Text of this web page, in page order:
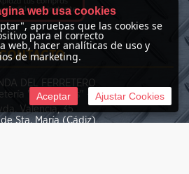
CONTACTO
DEL FERRETERO
"Las Nieves" -
Valencia, 35
Sta. María (Cádiz)
web usa cookies
apruebas que las cookies se
para el correcto
web, hacer analíticas de uso y
de marketing.
Aceptar Ajustar Cookies